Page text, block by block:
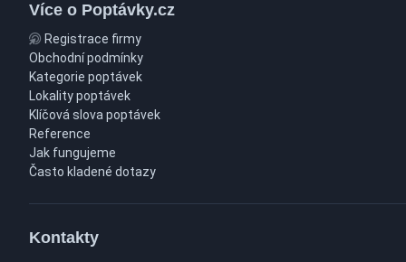
Více o Poptávky.cz
Registrace firmy
Obchodní podmínky
Kategorie poptávek
Lokality poptávek
Klíčová slova poptávek
Reference
Jak fungujeme
Často kladené dotazy
Kontakty